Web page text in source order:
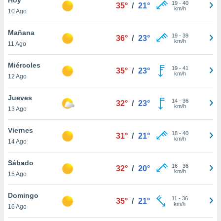
y
en
más
de
cookies
10 Ago
35° / 21° 19- 40
km/h
Mañana
11 Ago
36° / 23° 19- 39
km/h
Miércoles
12 Ago
35° / 23° 19- 41
km/h
Jueves
13 Ago
32° / 23° 14- 36
km/h
Viernes
14 Ago
31° / 21° 18- 40
km/h
Sábado
15 Ago
32° / 20° 16- 36
km/h
Domingo
16 Ago
35° / 21° 11 - 36
km/h